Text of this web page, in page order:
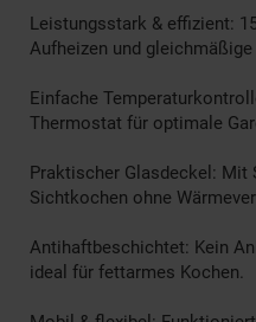
Leistungsstark & effizient:
Aufheizen und
Einfache
Thermostat für optimale
Praktischer Glasdeckel: Mit
Sichtkochen ohne
Antihaftbeschichtet: Kein
ideal für fettarmes Kochen.